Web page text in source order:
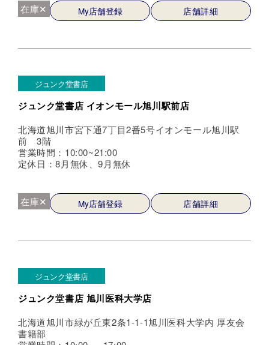
在庫✕ My店舗登録 店舗詳細
ジュンク堂書店
ジュンク堂書店 イオンモール旭川駅前店
北海道旭川市宮下通7丁目2番5号イオンモール旭川駅
前 3階
営業時間：10:00~21:00
定休日：8月無休、9月無休
在庫✕ My店舗登録 店舗詳細
ジュンク堂書店
ジュンク堂書店 旭川医科大学店
北海道旭川市緑が丘東2条1-1-1旭川医科大学内 厚友会
書籍部